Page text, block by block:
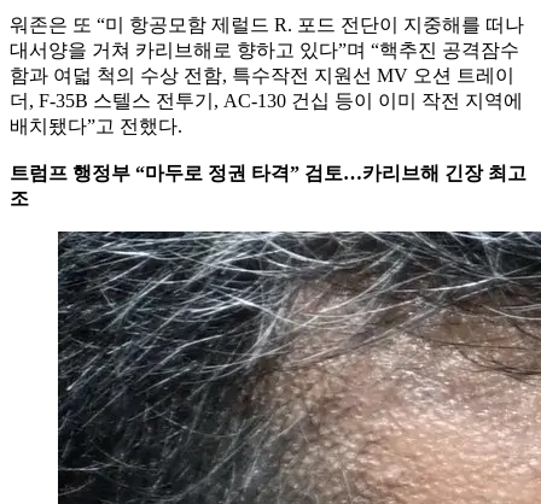
워존은 또 “미 항공모함 제럴드 R. 포드 전단이 지중해를 떠나
대서양을 거쳐 카리브해로 향하고 있다”며 “핵추진 공격잠수
함과 여덟 척의 수상 전함, 특수작전 지원선 MV 오션 트레이
더, F-35B 스텔스 전투기, AC-130 건십 등이 이미 작전 지역에
배치됐다”고 전했다.
트럼프 행정부 “마두로 정권 타격” 검토…카리브해 긴장 최고
조